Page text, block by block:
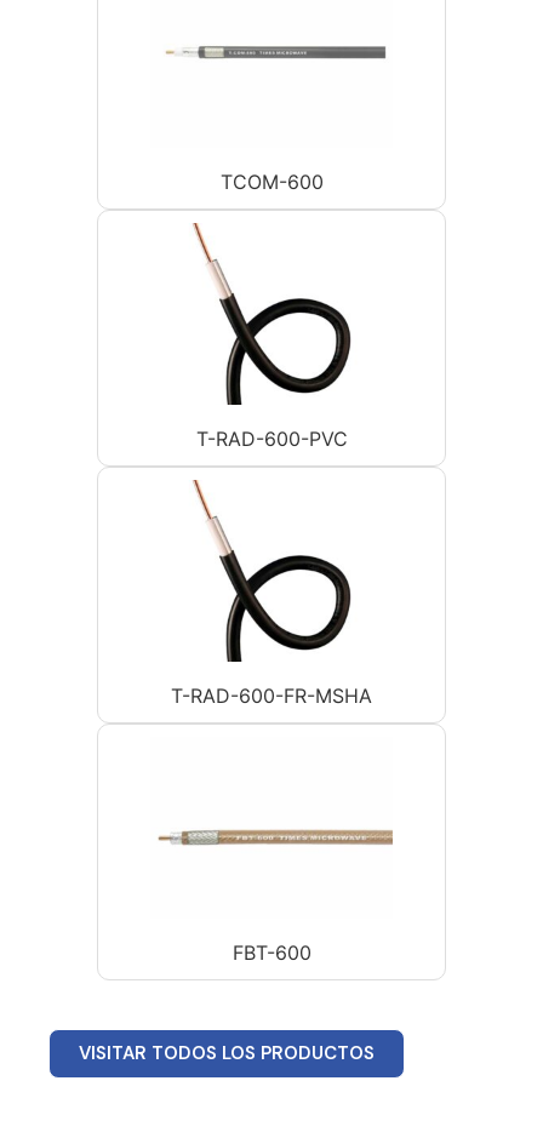
TCOM-600
T-RAD-600-PVC
T-RAD-600-FR-MSHA
FBT-600
VISITAR TODOS LOS PRODUCTOS